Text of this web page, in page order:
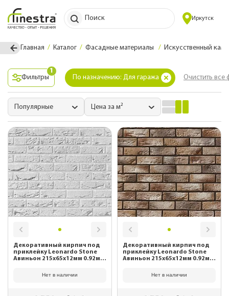
Поиск Иркутск
Главная Каталог Фасадные материалы Искусственный
Фильтры
1
По назначению: Для гаража
Очистить все
Популярные Цена за м²
Декоративный кирпич под
приклейку Leonardo Stone
Авиньон 215х65х12мм 0.92м2/
Нет в наличии
Декоративный кирпич под
приклейку Leonardo Stone
Авиньон 215х65х12мм 0.92м2/
Нет в наличии